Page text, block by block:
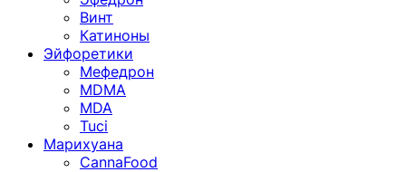
Винт
Катиноны
Эйфоретики
Мефедрон
MDMA
MDA
Tuci
Марихуана
CannaFood